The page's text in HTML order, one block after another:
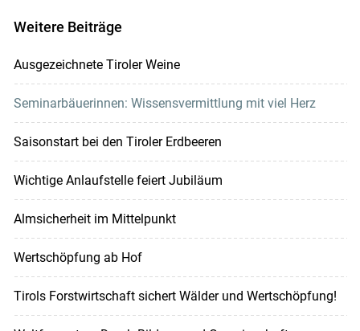
Weitere Beiträge
Ausgezeichnete Tiroler Weine
Seminarbäuerinnen: Wissensvermittlung mit viel Herz
Saisonstart bei den Tiroler Erdbeeren
Wichtige Anlaufstelle feiert Jubiläum
Almsicherheit im Mittelpunkt
Wertschöpfung ab Hof
Tirols Forstwirtschaft sichert Wälder und Wertschöpfung!